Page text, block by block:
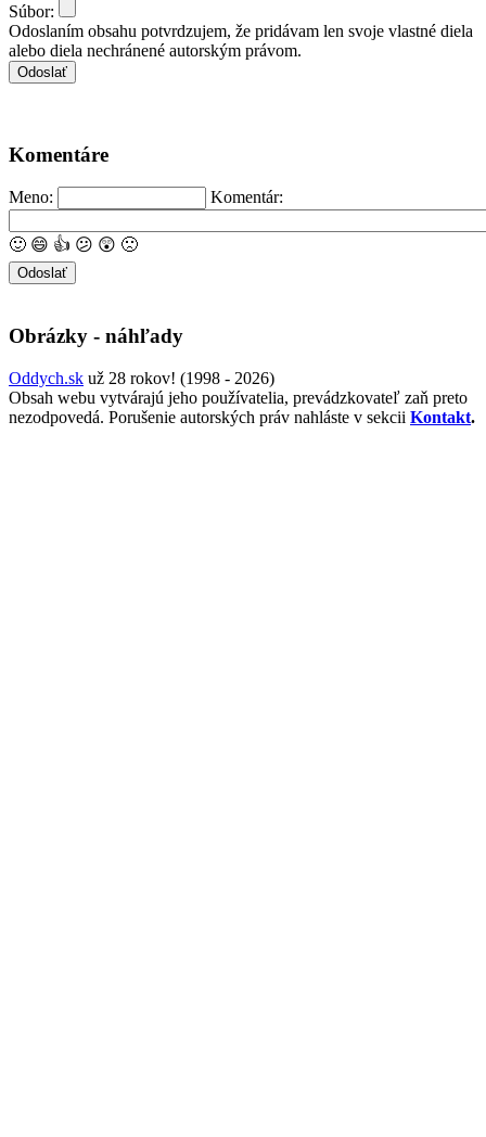
Súbor:
Odoslaním obsahu potvrdzujem, že pridávam len svoje vlastné diela
alebo diela nechránené autorským právom.
Komentáre
Meno: Komentár:
🙂 😄 👍 😕 😲 🙁
Obrázky - náhľady
Oddych.sk už 28 rokov! (1998 - 2026)
Obsah webu vytvárajú jeho používatelia, prevádzkovateľ zaň preto
nezodpovedá. Porušenie autorských práv nahláste v sekcii Kontakt.